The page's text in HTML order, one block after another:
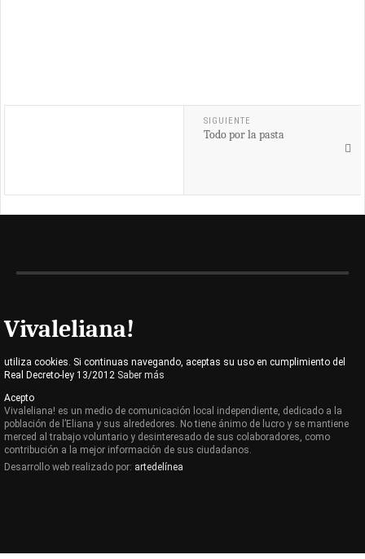
SIGUIENTE
Todo por la pasta
Vivaleliana!
utiliza cookies. Si continuas navegando, aceptas su uso en cumplimiento del
Real Decreto-ley 13/2012 Saber más
Acepto
Vivaleliana! es un medio de comunicación local independiente, dedicado a la
población de l’Eliana y sus alrededores. No tiene ánimo de lucro y se mantiene
merced al trabajo voluntario y desinteresado de sus colaboradores, como
contribución a la mejor información de sus ciudadanos.
Desarrollo web realizado por: artedelínea